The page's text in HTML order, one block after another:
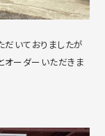
だいておりましたが
オーダーいただきま